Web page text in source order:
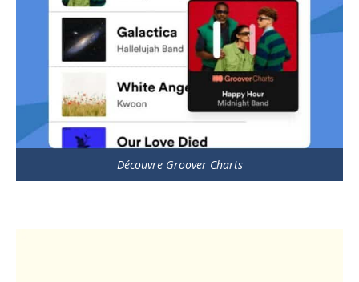
Découvre Groover Charts